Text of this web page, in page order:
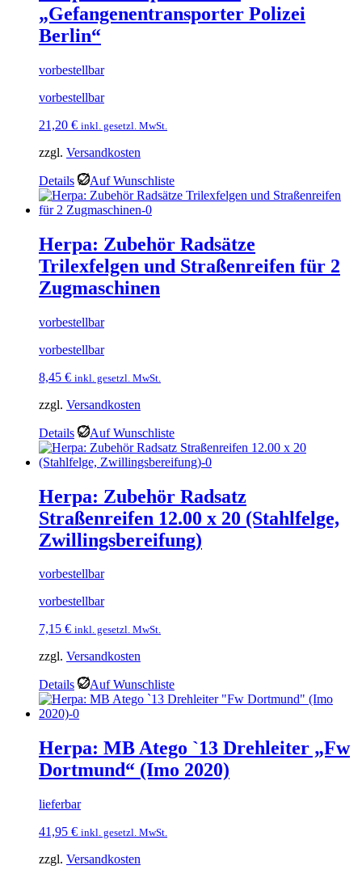
„Gefangenentransporter Polizei
Berlin“
vorbestellbar
vorbestellbar
21,20 € inkl. gesetzl. MwSt.
zzgl. Versandkosten
Details Auf Wunschliste
Herpa: Zubehör Radsätze
Trilexfelgen und Straßenreifen für 2
Zugmaschinen
vorbestellbar
vorbestellbar
8,45 € inkl. gesetzl. MwSt.
zzgl. Versandkosten
Details Auf Wunschliste
Herpa: Zubehör Radsatz
Straßenreifen 12.00 x 20 (Stahlfelge,
Zwillingsbereifung)
vorbestellbar
vorbestellbar
7,15 € inkl. gesetzl. MwSt.
zzgl. Versandkosten
Details Auf Wunschliste
Herpa: MB Atego `13 Drehleiter „Fw
Dortmund“ (Imo 2020)
lieferbar
41,95 € inkl. gesetzl. MwSt.
zzgl. Versandkosten